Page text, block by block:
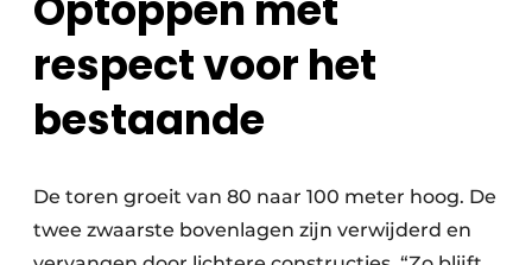
respect voor het
bestaande
De toren groeit van 80 naar 100 meter hoog. De
twee zwaarste bovenlagen zijn verwijderd en